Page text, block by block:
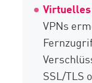
VPNs
SSL/TLS